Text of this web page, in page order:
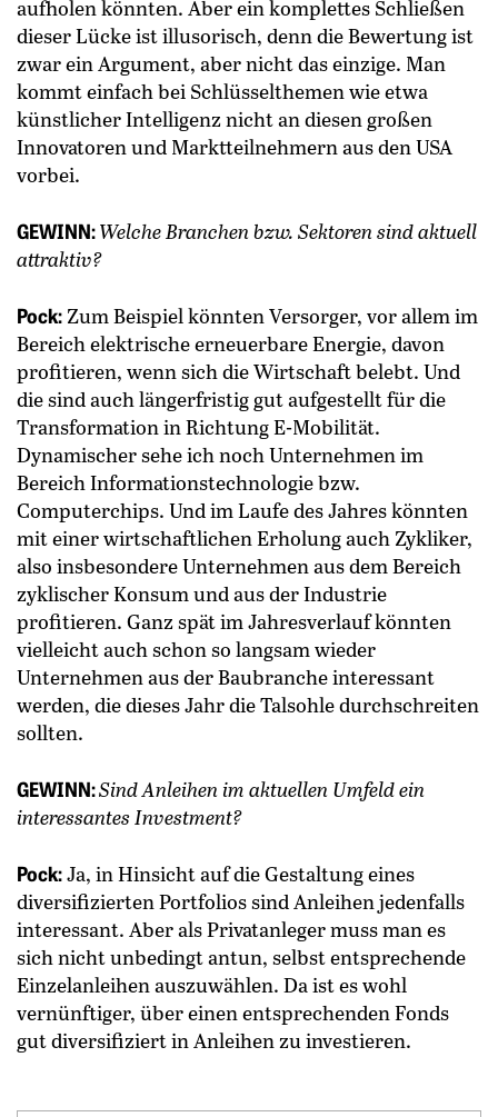
aufholen könnten. Aber ein komplettes Schließen
dieser Lücke ist illusorisch, denn die Bewertung ist
zwar ein Argument, aber nicht das einzige. Man
kommt einfach bei Schlüsselthemen wie etwa
künst­licher Intelligenz nicht an diesen ­großen
Innovatoren und Marktteilnehmern aus den USA
vorbei.
GEWINN:Welche Branchen bzw. ­Sektoren sind aktuell
attraktiv?
Pock: Zum Beispiel könnten Versorger, vor allem im
Bereich elektrische erneuerbare Energie, davon
profitieren, wenn sich die Wirtschaft belebt. Und
die sind auch längerfristig gut auf­gestellt für die
Transformation in Richtung E-Mobilität.
Dynamischer sehe ich noch Unternehmen im
Bereich Informationstechnologie bzw.
Computerchips. Und im Laufe des ­Jahres könnten
mit einer wirtschaftlichen Erholung auch Zykliker,
also insbesondere Unternehmen aus dem Bereich
zyklischer Konsum und aus der Industrie
profitieren. Ganz spät im Jahresverlauf könnten
vielleicht auch schon so langsam wieder
Unternehmen aus der Baubranche inte­ressant
werden, die dieses Jahr die Talsohle durchschreiten
sollten.
GEWINN:Sind Anleihen im aktuellen Umfeld ein
interessantes Investment?
Pock:Ja, in Hinsicht auf die Gestaltung eines
diversifizierten Portfolios sind Anleihen jedenfalls
interessant. Aber als Privatanleger muss man es
sich nicht unbedingt antun, selbst entsprechende
Einzelanleihen auszuwählen. Da ist es wohl
vernünftiger, über einen entsprechenden Fonds
gut diversifiziert in Anleihen zu investieren.